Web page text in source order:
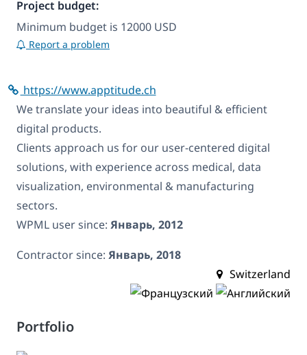
Project budget:
Minimum budget is 12000 USD
Report a problem
https://www.apptitude.ch
We translate your ideas into beautiful & efficient
digital products.
Clients approach us for our user-centered digital
solutions, with experience across medical, data
visualization, environmental & manufacturing
sectors.
WPML user since: Январь, 2012
Contractor since: Январь, 2018
Switzerland
Portfolio